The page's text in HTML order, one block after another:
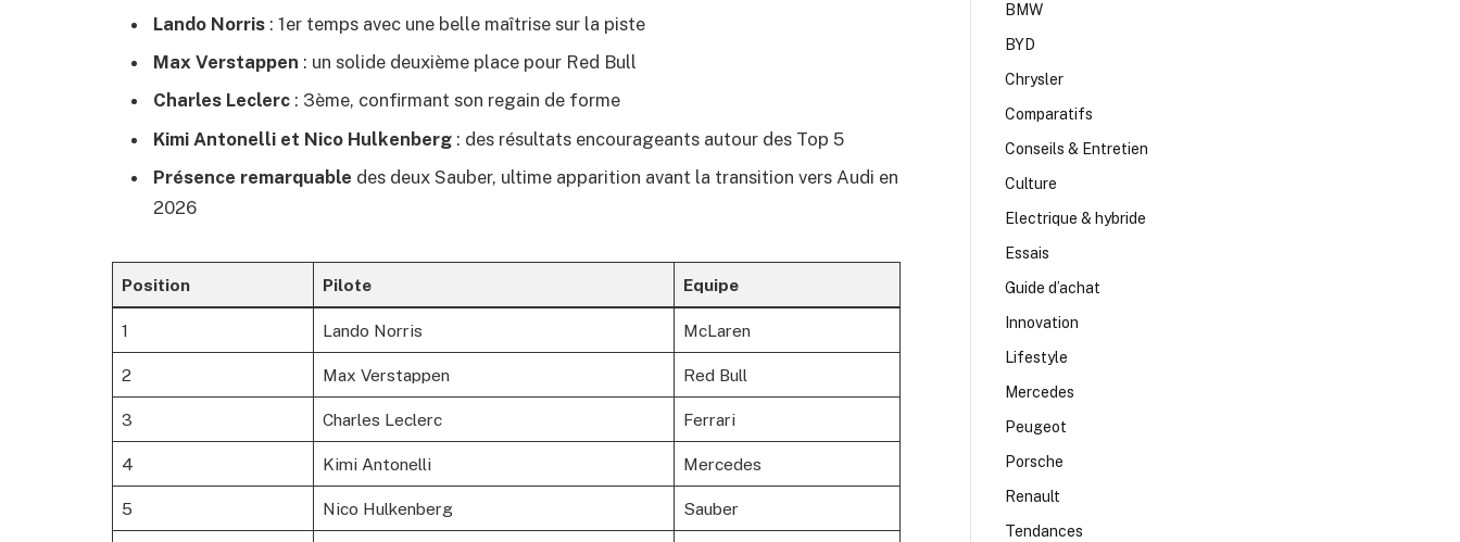
Lando Norris : 1er temps avec une belle maîtrise sur la piste
Max Verstappen : un solide deuxième place pour Red Bull
Charles Leclerc : 3ème, confirmant son regain de forme
Kimi Antonelli et Nico Hulkenberg : des résultats encourageants autour des Top 5
Présence remarquable des deux Sauber, ultime apparition avant la transition vers Audi en
2026
Position Pilote Equipe
1 Lando Norris McLaren
2 Max Verstappen Red Bull
3 Charles Leclerc Ferrari
4 Kimi Antonelli Mercedes
5 Nico Hulkenberg Sauber
BMW
BYD
Chrysler
Comparatifs
Conseils & Entretien
Culture
Electrique & hybride
Essais
Guide d’achat
Innovation
Lifestyle
Mercedes
Peugeot
Porsche
Renault
Tendances